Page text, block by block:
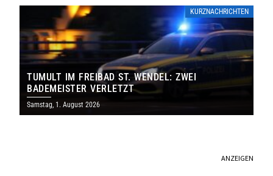
KURZNACHRICHTEN
TUMULT IM FREIBAD ST. WENDEL: ZWEI
BADEMEISTER VERLETZT
Samstag, 1. August 2026
ANZEIGEN